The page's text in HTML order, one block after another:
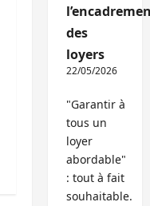
des
loyers
22/05/2026
"Garantir à
tous un
loyer
abordable"
: tout à fait
souhaitable.